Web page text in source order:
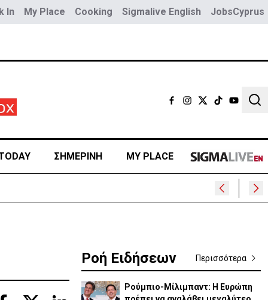
In My Place Cooking Sigmalive English JobsCyprus
ΣΗΜΕΡΙΝΗ MY PLACE
Ροή Ειδήσεων Περισσότερα
Ρούμπιο-Μίλιμπαντ: Η Ευρώπη